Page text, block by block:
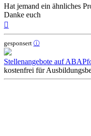
Hat jemand ein ähnliches
Danke euch
gesponsert ⓘ
Stellenangebote auf
kostenfrei für